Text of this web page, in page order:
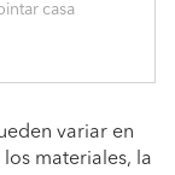
casa
variar en
materiales, la